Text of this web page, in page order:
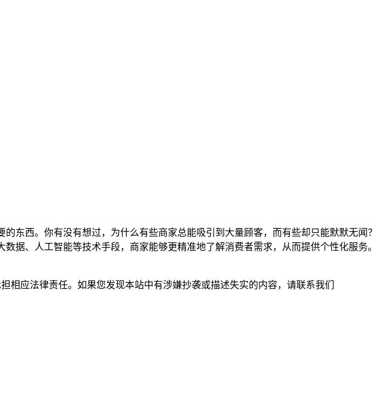
东西。你有没有想过，为什么有些商家总能吸引到大量顾客，而有些却只能默默无闻？
据、人工智能等技术手段，商家能够更精准地了解消费者需求，从而提供个性化服务。
应法律责任。如果您发现本站中有涉嫌抄袭或描述失实的内容，请联系我们